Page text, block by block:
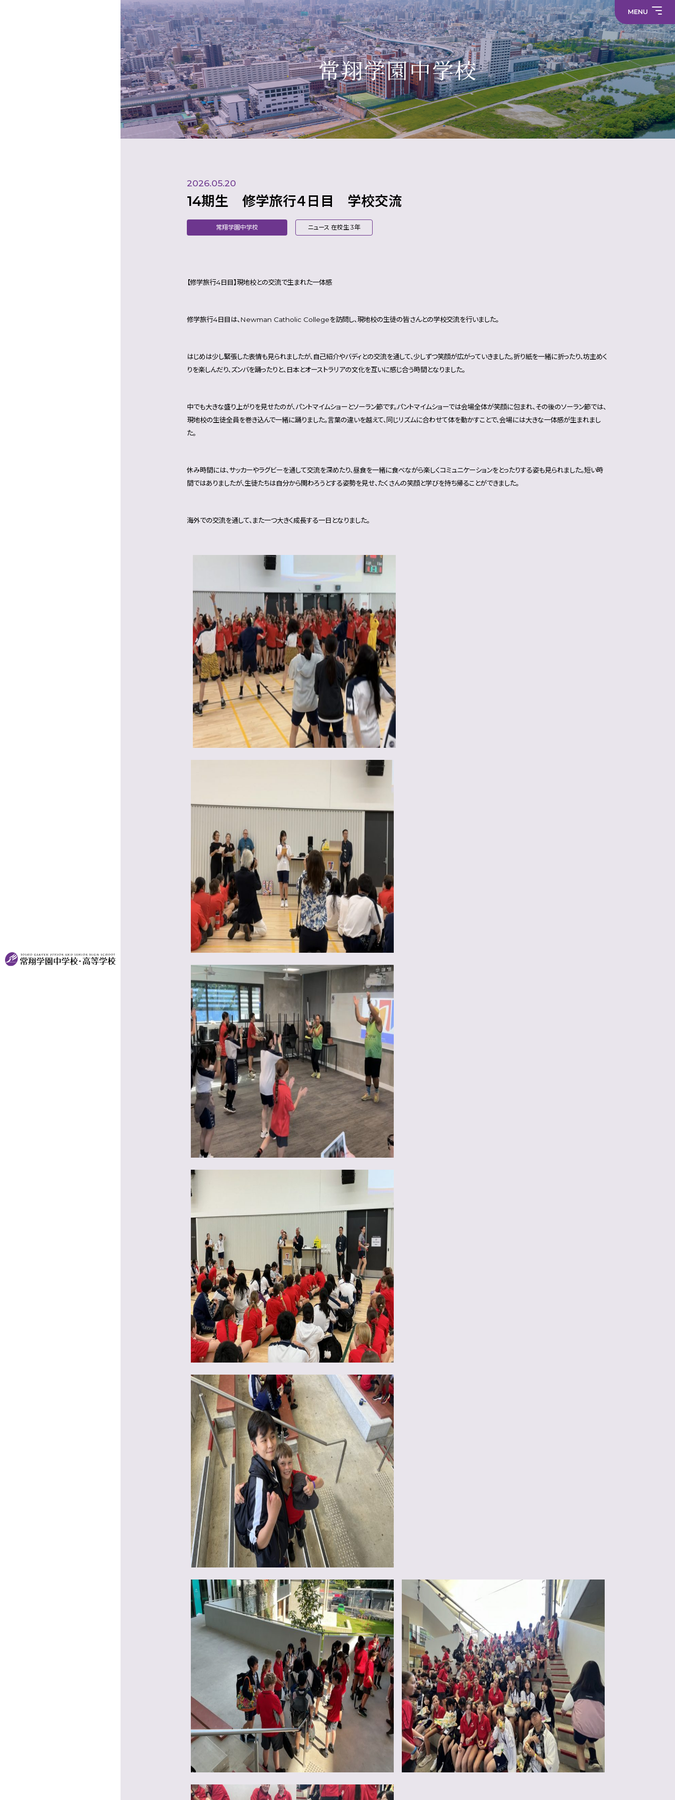
MENU
せ
採
用
情
報
務
職
採
用
情
報
サ
イ
ト
マ
ッ
プ
プ
ラ
イ
バ
シ
ー
ポ
リ
シ
ー
部
活
動
に
係
る
活
動
方
（高
校）
部
活
動
の
在
り
方
に
関
す
る
活
動
方
針
務
情
報
学
校
評
価
中学校
制服
メディア
常翔メタ
常翔学園中学校
2026.05.20
14期生 修学旅行４日目 学校交流
常翔学園中学校 ニュース 在校生 3年
【修学旅行4日目】現地校との交流で生まれた一体感
修学旅行4日目は、Newman Catholic Collegeを訪問し、現地校の生徒の皆さんとの学校交流を行いました。
はじめは少し緊張した表情も見られましたが、自己紹介やバディとの交流を通して、少しずつ笑顔が広がっていきました。折り紙を一緒に折ったり、坊主めく
りを楽しんだり、ズンバを踊ったりと、日本とオーストラリアの文化を互いに感じ合う時間となりました。
中でも大きな盛り上がりを見せたのが、パントマイムショーとソーラン節です。パントマイムショーでは会場全体が笑顔に包まれ、その後のソーラン節では、
現地校の生徒全員を巻き込んで一緒に踊りました。言葉の違いを越えて、同じリズムに合わせて体を動かすことで、会場には大きな一体感が生まれまし
た。
休み時間には、サッカーやラグビーを通して交流を深めたり、昼食を一緒に食べながら楽しくコミュニケーションをとったりする姿も見られました。短い時
間ではありましたが、生徒たちは自分から関わろうとする姿勢を見せ、たくさんの笑顔と学びを持ち帰ることができました。
海外での交流を通して、また一つ大きく成長する一日となりました。